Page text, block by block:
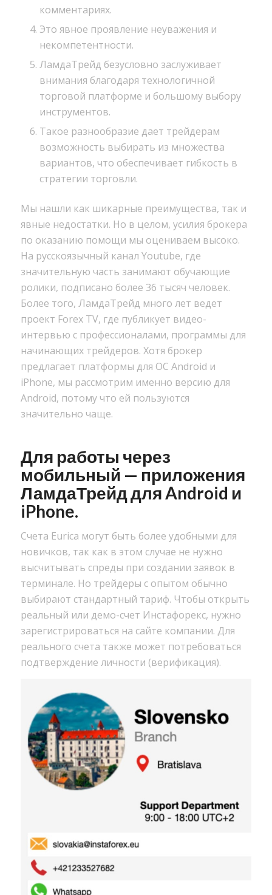
комментариях.
Это явное проявление неуважения и
некомпетентности.
ЛамдаТрейд безусловно заслуживает
внимания благодаря технологичной
торговой платформе и большому выбору
инструментов.
Такое разнообразие дает трейдерам
возможность выбирать из множества
вариантов, что обеспечивает гибкость в
стратегии торговли.
Мы нашли как шикарные преимущества, так и
явные недостатки. Но в целом, усилия брокера
по оказанию помощи мы оцениваем высоко.
На русскоязычный канал Youtube, где
значительную часть занимают обучающие
ролики, подписано более 36 тысяч человек.
Более того, ЛамдаТрейд много лет ведет
проект Forex TV, где публикует видео-
интервью с профессионалами, программы для
начинающих трейдеров. Хотя брокер
предлагает платформы для ОС Android и
iPhone, мы рассмотрим именно версию для
Android, потому что ей пользуются
значительно чаще.
Для работы через
мобильный — приложения
ЛамдаТрейд для Android и
iPhone.
Счета Eurica могут быть более удобными для
новичков, так как в этом случае не нужно
высчитывать спреды при создании заявок в
терминале. Но трейдеры с опытом обычно
выбирают стандартный тариф. Чтобы открыть
реальный или демо-счет Инстафорекс, нужно
зарегистрироваться на сайте компании. Для
реального счета также может потребоваться
подтверждение личности (верификация).